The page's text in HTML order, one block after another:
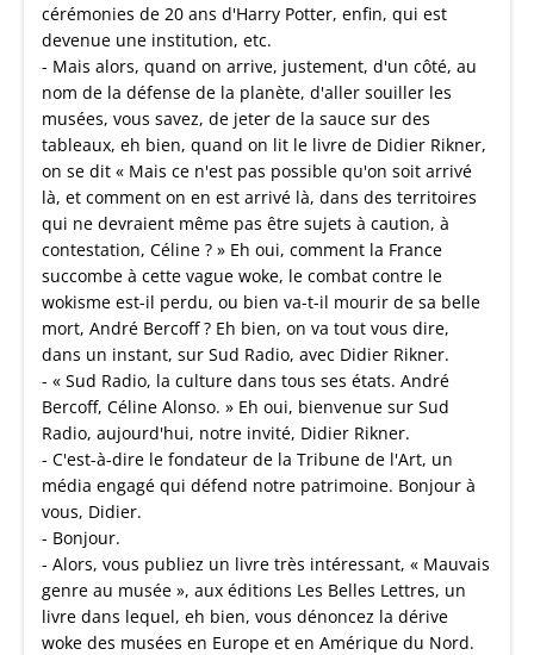
cérémonies de 20 ans d'Harry Potter, enfin, qui est
devenue une institution, etc.
- Mais alors, quand on arrive, justement, d'un côté, au
nom de la défense de la planète, d'aller souiller les
musées, vous savez, de jeter de la sauce sur des
tableaux, eh bien, quand on lit le livre de Didier Rikner,
on se dit « Mais ce n'est pas possible qu'on soit arrivé
là, et comment on en est arrivé là, dans des territoires
qui ne devraient même pas être sujets à caution, à
contestation, Céline ? » Eh oui, comment la France
succombe à cette vague woke, le combat contre le
wokisme est-il perdu, ou bien va-t-il mourir de sa belle
mort, André Bercoff ? Eh bien, on va tout vous dire,
dans un instant, sur Sud Radio, avec Didier Rikner.
- « Sud Radio, la culture dans tous ses états. André
Bercoff, Céline Alonso. » Eh oui, bienvenue sur Sud
Radio, aujourd'hui, notre invité, Didier Rikner.
- C'est-à-dire le fondateur de la Tribune de l'Art, un
média engagé qui défend notre patrimoine. Bonjour à
vous, Didier.
- Bonjour.
- Alors, vous publiez un livre très intéressant, « Mauvais
genre au musée », aux éditions Les Belles Lettres, un
livre dans lequel, eh bien, vous dénoncez la dérive
woke des musées en Europe et en Amérique du Nord.